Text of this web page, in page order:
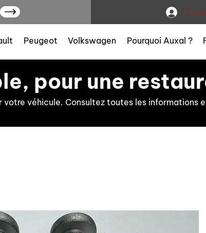
Peugeot Volkswagen Pourquoi Auxal ?
pour une
votre véhicule. Consultez toutes les